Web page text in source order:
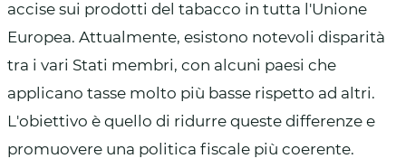
accise sui prodotti del tabacco in tutta l'Unione
Europea. Attualmente, esistono notevoli disparità
tra i vari Stati membri, con alcuni paesi che
applicano tasse molto più basse rispetto ad altri.
L'obiettivo è quello di ridurre queste differenze e
promuovere una politica fiscale più coerente.